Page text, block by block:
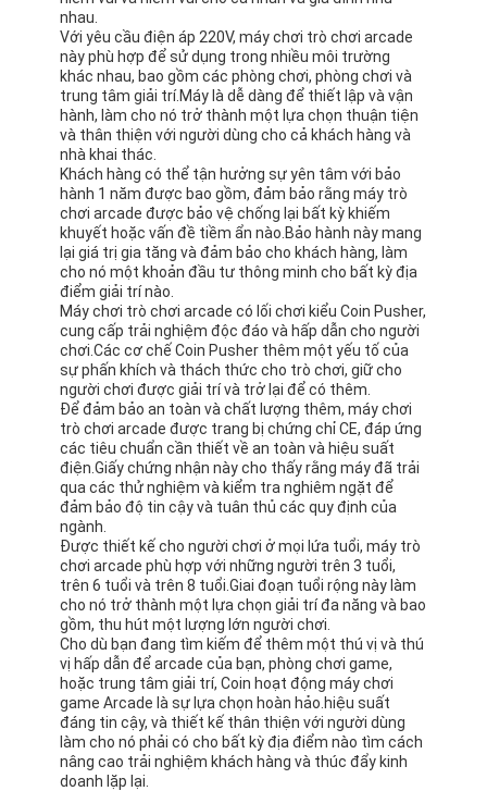
nhau.
Với yêu cầu điện áp 220V, máy chơi trò chơi arcade
này phù hợp để sử dụng trong nhiều môi trường
khác nhau, bao gồm các phòng chơi, phòng chơi và
trung tâm giải trí.Máy là dễ dàng để thiết lập và vận
hành, làm cho nó trở thành một lựa chọn thuận tiện
và thân thiện với người dùng cho cả khách hàng và
nhà khai thác.
Khách hàng có thể tận hưởng sự yên tâm với bảo
hành 1 năm được bao gồm, đảm bảo rằng máy trò
chơi arcade được bảo vệ chống lại bất kỳ khiếm
khuyết hoặc vấn đề tiềm ẩn nào.Bảo hành này mang
lại giá trị gia tăng và đảm bảo cho khách hàng, làm
cho nó một khoản đầu tư thông minh cho bất kỳ địa
điểm giải trí nào.
Máy chơi trò chơi arcade có lối chơi kiểu Coin Pusher,
cung cấp trải nghiệm độc đáo và hấp dẫn cho người
chơi.Các cơ chế Coin Pusher thêm một yếu tố của
sự phấn khích và thách thức cho trò chơi, giữ cho
người chơi được giải trí và trở lại để có thêm.
Để đảm bảo an toàn và chất lượng thêm, máy chơi
trò chơi arcade được trang bị chứng chỉ CE, đáp ứng
các tiêu chuẩn cần thiết về an toàn và hiệu suất
điện.Giấy chứng nhận này cho thấy rằng máy đã trải
qua các thử nghiệm và kiểm tra nghiêm ngặt để
đảm bảo độ tin cậy và tuân thủ các quy định của
ngành.
Được thiết kế cho người chơi ở mọi lứa tuổi, máy trò
chơi arcade phù hợp với những người trên 3 tuổi,
trên 6 tuổi và trên 8 tuổi.Giai đoạn tuổi rộng này làm
cho nó trở thành một lựa chọn giải trí đa năng và bao
gồm, thu hút một lượng lớn người chơi.
Cho dù bạn đang tìm kiếm để thêm một thú vị và thú
vị hấp dẫn để arcade của bạn, phòng chơi game,
hoặc trung tâm giải trí, Coin hoạt động máy chơi
game Arcade là sự lựa chọn hoàn hảo.hiệu suất
đáng tin cậy, và thiết kế thân thiện với người dùng
làm cho nó phải có cho bất kỳ địa điểm nào tìm cách
nâng cao trải nghiệm khách hàng và thúc đẩy kinh
doanh lặp lại.